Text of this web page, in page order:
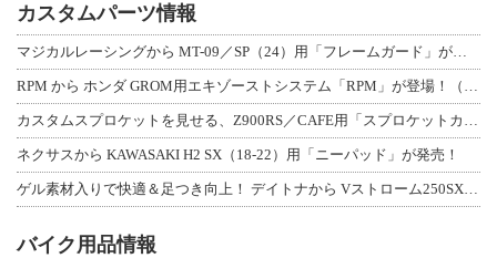
カスタムパーツ情報
ネクサスから KAWASAKI H2 SX（18-22）用「ニーパッド」が発売！
バイク用品情報